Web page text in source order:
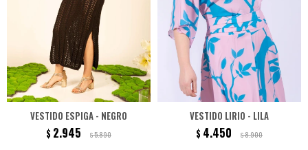
VESTIDO ESPIGA - NEGRO
$ 2.945 $5.890
VESTIDO LIRIO - LILA
$ 4.450 $8.900